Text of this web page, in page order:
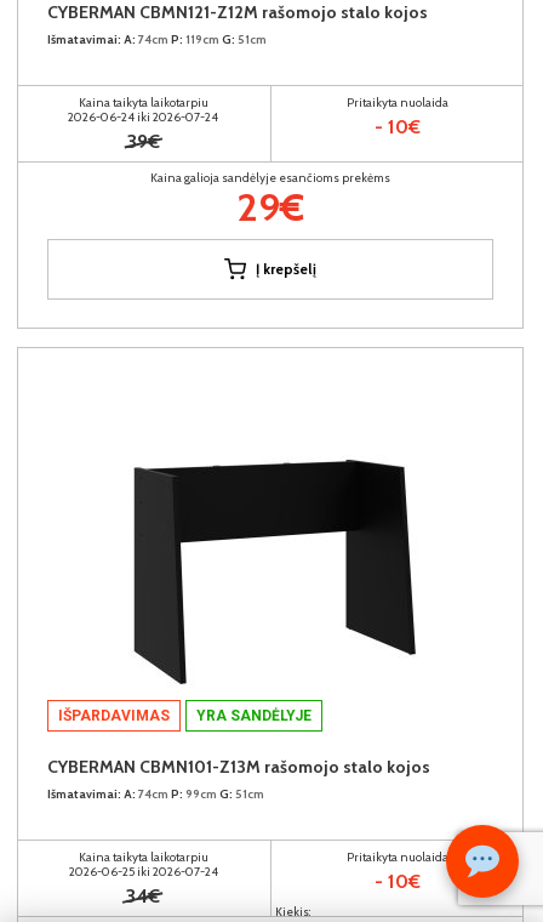
Kiekis:
CYBERMAN CBMN121-Z12M rašomojo stalo kojos
Išmatavimai: A: 74cm P: 119cm G: 51cm
Kaina taikyta laikotarpiu
2026-06-24 iki 2026-07-24
39€
Pritaikyta nuolaida
- 10€
Kaina galioja sandėlyje esančioms prekėms
29€
Į krepšelį
IŠPARDAVIMAS YRA SANDĖLYJE
CYBERMAN CBMN101-Z13M rašomojo stalo kojos
Išmatavimai: A: 74cm P: 99cm G: 51cm
Kaina taikyta laikotarpiu
2026-06-25 iki 2026-07-24
34€
Pritaikyta nuolaida
- 10€